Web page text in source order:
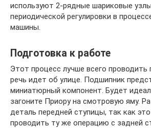
используют 2-рядные шариковые
периодической регулировки в
машины.
Подготовка к работе
Этот процесс лучше всего проводить
речь идет об улице. Подшипник
миниатюрный компонент. Будет
загоните Приору на смотровую яму.
деталь передней ступицы, так как
проводить ту же операцию с задней